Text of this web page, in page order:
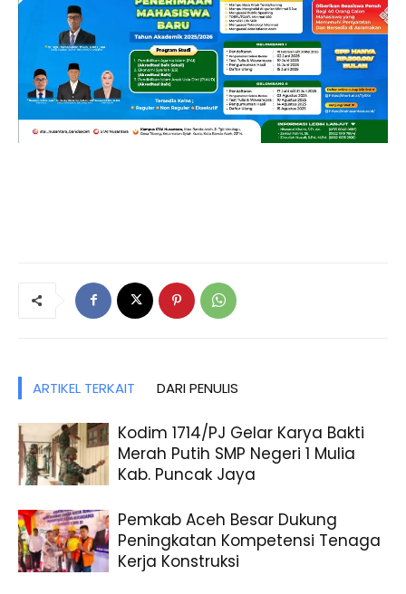
ARTIKEL TERKAIT DARI PENULIS
Kodim 1714/PJ Gelar Karya Bakti
Merah Putih SMP Negeri 1 Mulia
Kab. Puncak Jaya
Pemkab Aceh Besar Dukung
Peningkatan Kompetensi Tenaga
Kerja Konstruksi